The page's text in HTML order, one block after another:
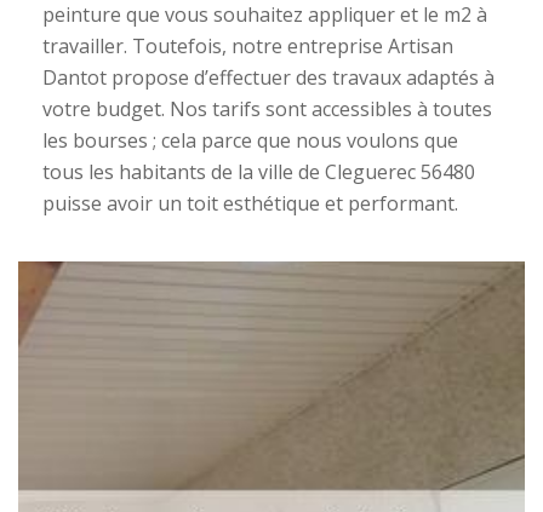
peinture que vous souhaitez appliquer et le m2 à
travailler. Toutefois, notre entreprise Artisan
Dantot propose d’effectuer des travaux adaptés à
votre budget. Nos tarifs sont accessibles à toutes
les bourses ; cela parce que nous voulons que
tous les habitants de la ville de Cleguerec 56480
puisse avoir un toit esthétique et performant.